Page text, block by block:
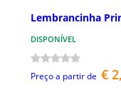
Lembrancinha
DISPONÍVEL
Preço a partir de €